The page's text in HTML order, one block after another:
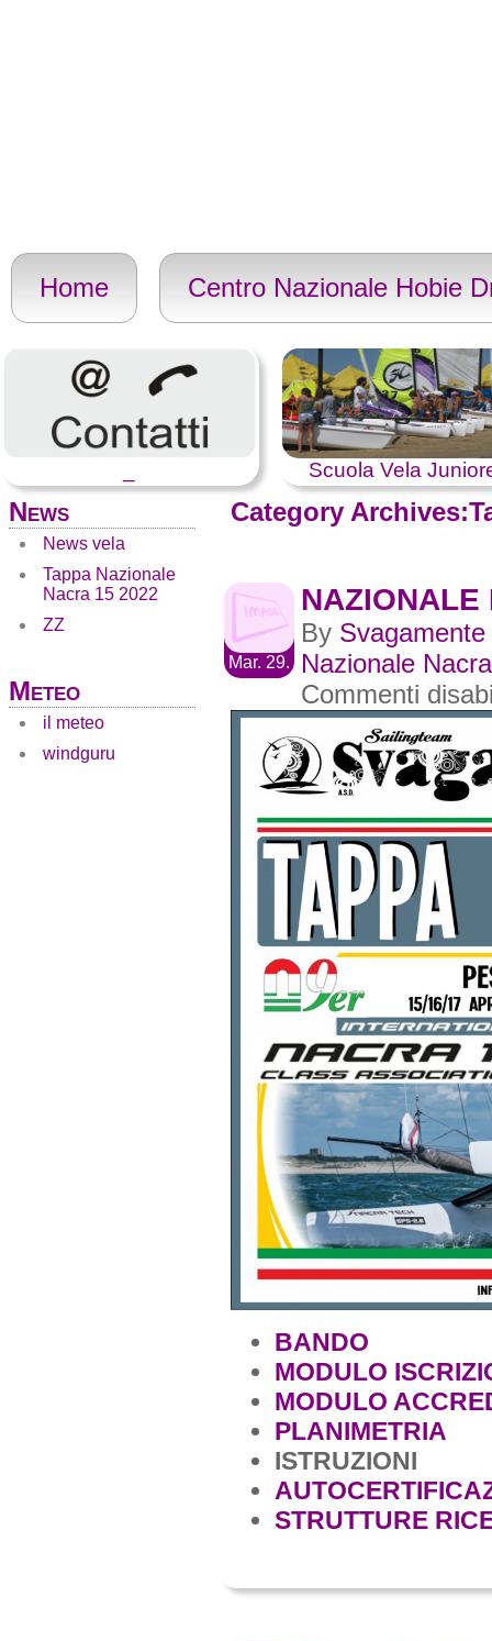
Home Centro Nazionale Hobie
Scuola Vela
Category
Mar. 29.
NAZIONALE
By Svagamente
Nazionale
Commenti
BANDO
MODULO
MODULO
PLANIMETRIA
ISTRUZIONI
STRUTTURE
News
News vela
Tappa Nazionale
Nacra 15 2022
ZZ
Meteo
il meteo
windguru